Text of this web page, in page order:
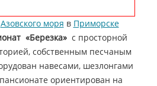
Азовского моря в Приморске
«Березка» с просторной
собственным песчаным
навесами, шезлонгами
ориентирован на